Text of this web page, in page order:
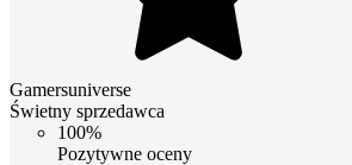
Gamersuniverse
Świetny sprzedawca
100%
Pozytywne oceny